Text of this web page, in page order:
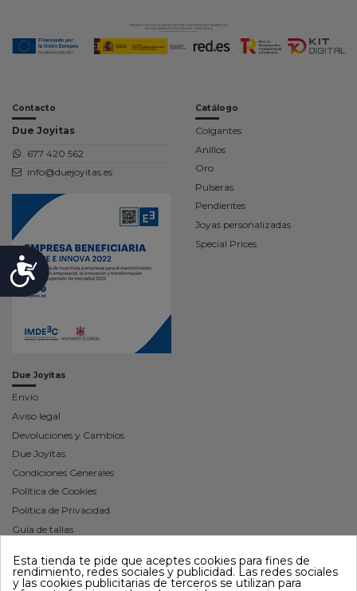
Accesibilidad
Contacto
Due Joyitas
677 420 562
info@duejoyitas.es
Catálogo
Colgantes
Anillos
Oro
Pulseras
Pendientes
Joyas personalizadas
Special Prices
Due Joyitas
Envío
Aviso legal
Devoluciones y Cambios
Due Joyitas
Condiciones Generales
Política de Cookies
Política de Privacidad
Guía de tallas
Mapa del sitio
Síguenos
Esta tienda te pide que aceptes cookies para fines de
rendimiento, redes sociales y publicidad. Las redes sociales
y las cookies publicitarias de terceros se utilizan para